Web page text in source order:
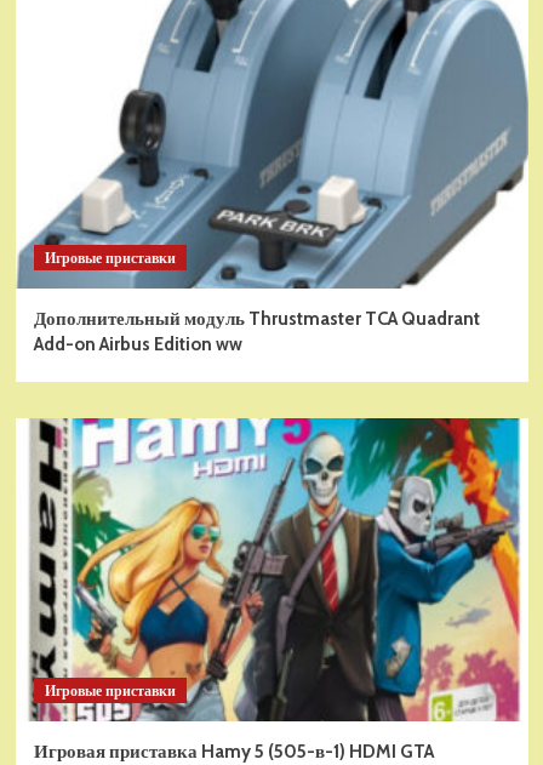
Игровые приставки
Дополнительный модуль Thrustmaster TCA Quadrant
Add-on Airbus Edition ww
Игровые приставки
Игровая приставка Hamy 5 (505-в-1) HDMI GTA